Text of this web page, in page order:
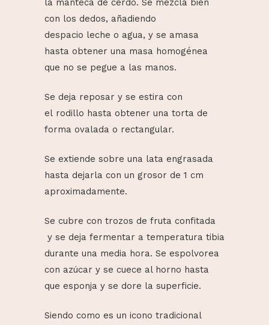
la manteca de cerdo. Se mezcla bien
con los dedos, añadiendo
despacio leche o agua, y se amasa
hasta obtener una masa homogénea
que no se pegue a las manos.
Se deja reposar y se estira con
el rodillo hasta obtener una torta de
forma ovalada o rectangular.
Se extiende sobre una lata engrasada
hasta dejarla con un grosor de 1 cm
aproximadamente.
Se cubre con trozos de fruta confitada
y se deja fermentar a temperatura tibia
durante una media hora. Se espolvorea
con azúcar y se cuece al horno hasta
que esponja y se dore la superficie.
Siendo como es un icono tradicional